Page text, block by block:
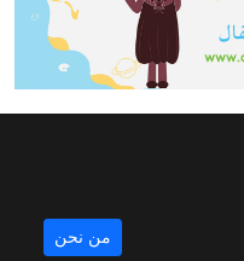
من نحن